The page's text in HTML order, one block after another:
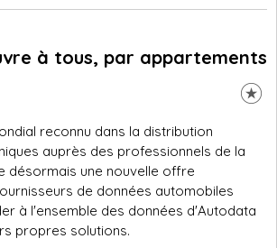
à tous, par appartements
reconnu dans la distribution
auprès des professionnels de la
désormais une nouvelle offre
de données automobiles
à l'ensemble des données d'Autodata
propres solutions.